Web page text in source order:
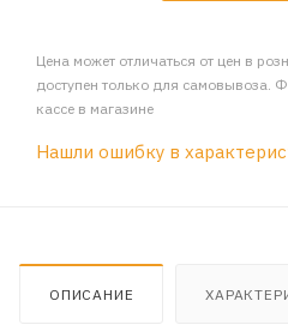
Цена может отличаться от цен в
доступен только для самовывоза.
кассе в магазине
Нашли ошибку в
ОПИСАНИЕ